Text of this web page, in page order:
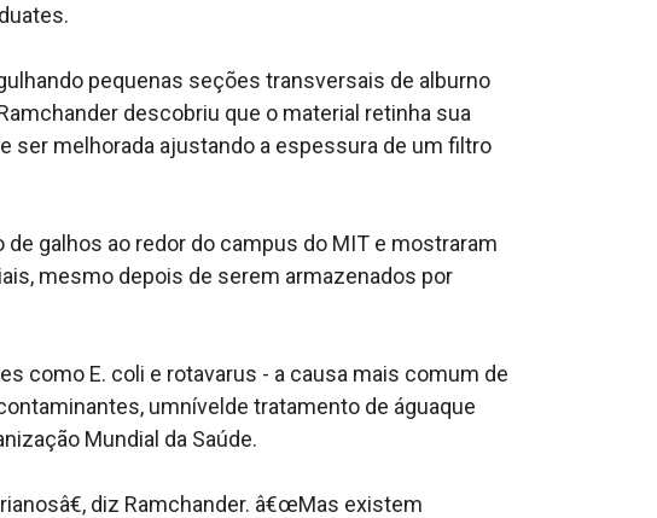
pequenas seções transversais de alburno
descobriu que o material retinha sua
ser melhorada ajustando a espessura de um filtro
galhos ao redor do campus do MIT e mostraram
mesmo depois de serem armazenados por
como E. coli e rotava­rus - a causa mais comum de
umnívelde tratamento de águaque
Mundial da Saúde.
diz Ramchander. â€œMas existem